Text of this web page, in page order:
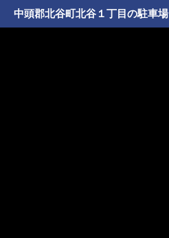
中頭郡北谷町北谷１丁目の駐車場